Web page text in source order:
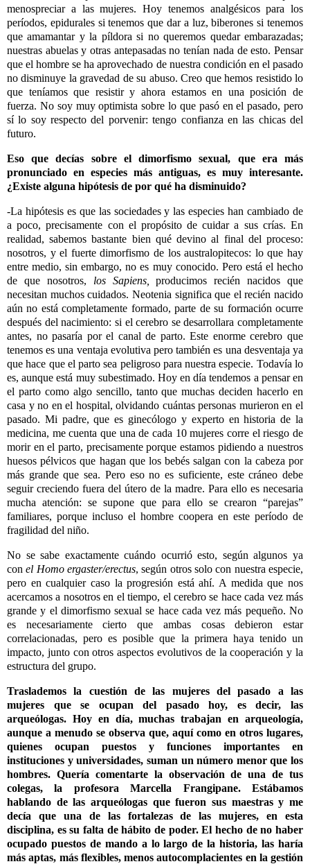
menospreciar a las mujeres. Hoy tenemos analgésicos para los
períodos, epidurales si tenemos que dar a luz, biberones si tenemos
que amamantar y la píldora si no queremos quedar embarazadas;
nuestras abuelas y otras antepasadas no tenían nada de esto. Pensar
que el hombre se ha aprovechado de nuestra condición en el pasado
no disminuye la gravedad de su abuso. Creo que hemos resistido lo
que teníamos que resistir y ahora estamos en una posición de
fuerza. No soy muy optimista sobre lo que pasó en el pasado, pero
sí lo soy respecto del porvenir: tengo confianza en las chicas del
futuro.
Eso que decías sobre el dimorfismo sexual, que era más
pronunciado en especies más antiguas, es muy interesante.
¿Existe alguna hipótesis de por qué ha disminuido?
-La hipótesis es que las sociedades y las especies han cambiado de
a poco, precisamente con el propósito de cuidar a sus crías. En
realidad, sabemos bastante bien qué devino al final del proceso:
nosotros, y el fuerte dimorfismo de los australopitecos: lo que hay
entre medio, sin embargo, no es muy conocido. Pero está el hecho
de que nosotros, los Sapiens,
producimos recién nacidos que
necesitan muchos cuidados. Neotenia significa que el recién nacido
aún no está completamente formado, parte de su formación ocurre
después del nacimiento: si el cerebro se desarrollara completamente
antes, no pasaría por el canal de parto. Este enorme cerebro que
tenemos es una ventaja evolutiva pero también es una desventaja ya
que hace que el parto sea peligroso para nuestra especie. Todavía lo
es, aunque está muy subestimado. Hoy en día tendemos a pensar en
el parto como algo sencillo, tanto que muchas deciden hacerlo en
casa y no en el hospital, olvidando cuántas personas murieron en el
pasado. Mi padre, que es ginecólogo y experto en historia de la
medicina, me cuenta que una de cada 10 mujeres corre el riesgo de
morir en el parto, precisamente porque estamos pidiendo a nuestros
huesos pélvicos que hagan que los bebés salgan con la cabeza por
más grande que sea. Pero eso no es suficiente, este cráneo debe
seguir creciendo fuera del útero de la madre. Para ello es necesaria
mucha atención: se supone que para ello se crearon “parejas”
familiares, porque incluso el hombre coopera en este período de
fragilidad del niño.
No se sabe exactamente cuándo ocurrió esto, según algunos ya
conel Homo ergaster/erectus, según otros solo con nuestra especie,
pero en cualquier caso la progresión está ahí. A medida que nos
acercamos a nosotros en el tiempo, el cerebro se hace cada vez más
grande y el dimorfismo sexual se hace cada vez más pequeño. No
es necesariamente cierto que ambas cosas debieron estar
correlacionadas, pero es posible que la primera haya tenido un
impacto, junto con otros aspectos evolutivos de la cooperación y la
estructura del grupo.
Traslademos la cuestión de las mujeres del pasado a las
mujeres que se ocupan del pasado hoy, es decir, las
arqueólogas. Hoy en día, muchas trabajan en arqueología,
aunque a menudo se observa que, aquí como en otros lugares,
quienes ocupan puestos y funciones importantes en
instituciones y universidades, suman un número menor que los
hombres. Quería comentarte la observación de una de tus
colegas, la profesora Marcella Frangipane. Estábamos
hablando de las arqueólogas que fueron sus maestras y me
decía que una de las fortalezas de las mujeres, en esta
disciplina, es su falta de hábito de poder. El hecho de no haber
ocupado puestos de mando a lo largo de la historia, las haría
más aptas, más flexibles, menos autocomplacientes en la gestión